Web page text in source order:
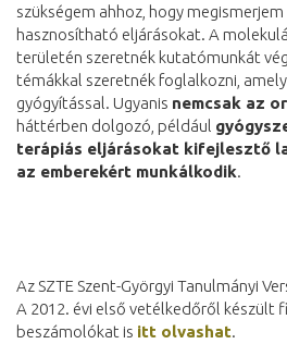
szükségem ahhoz, hogy
hasznosítható eljárásokat. A
területén szeretnék kutatómunkát
témákkal szeretnék foglalkozni,
gyógyítással. Ugyanis nemcsak az
háttérben dolgozó, például
terápiás eljárásokat kifejlesztő
az emberekért munkálkodik.
Az SZTE Szent-Györgyi Tanulmányi
A 2012. évi első vetélkedőről készült
beszámolókat is itt olvashat.